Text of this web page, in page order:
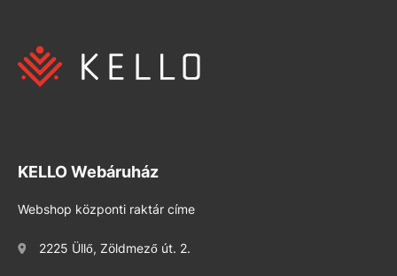
KELLO Webáruház
Webshop központi raktár címe
2225 Üllő, Zöldmező út. 2.